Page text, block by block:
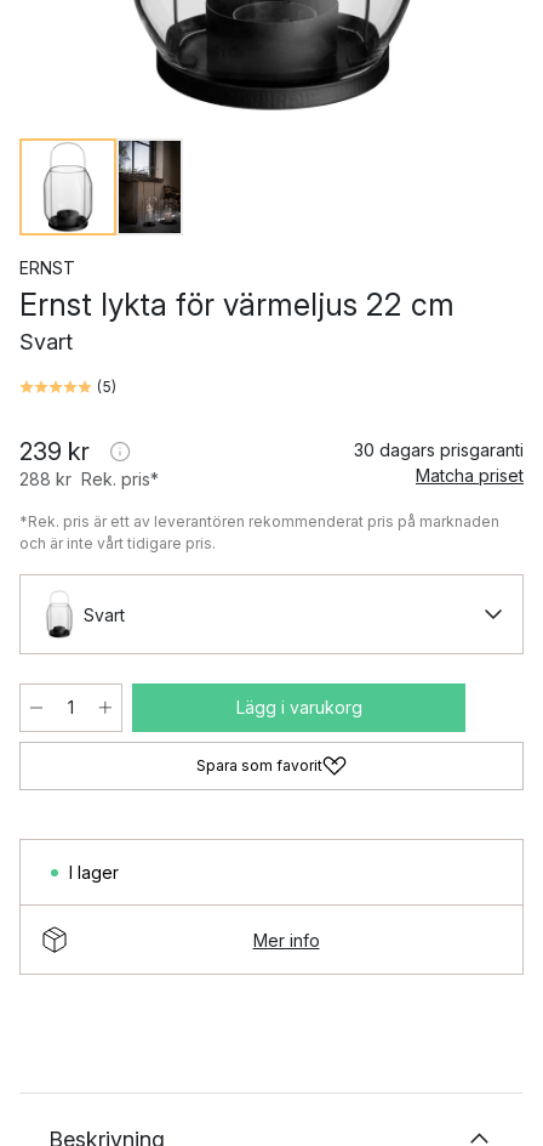
ERNST
Ernst lykta för värmeljus 22 cm
Svart
(5)
239 kr
288 kr Rek. pris*
30 dagars prisgaranti
Matcha priset
*Rek. pris är ett av leverantören rekommenderat pris på marknaden
och är inte vårt tidigare pris.
Svart
Lägg i varukorg
Spara som favorit
I lager
Mer info
Beskrivning